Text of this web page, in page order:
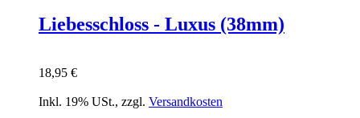
Liebesschloss - Luxus (38mm)
18,95 €
Inkl. 19% USt., zzgl. Versandkosten